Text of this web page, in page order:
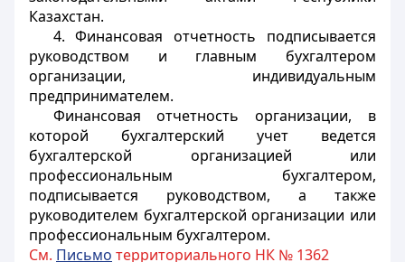
Казахстан.
4. Финансовая отчетность подписывается
руководством и главным бухгалтером
организации, индивидуальным
предпринимателем.
Финансовая отчетность организации, в
которой бухгалтерский учет ведется
бухгалтерской организацией или
профессиональным бухгалтером,
подписывается руководством, а также
руководителем бухгалтерской организации или
профессиональным бухгалтером.
См. Письмо территориального НК № 1362